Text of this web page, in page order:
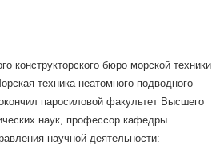
конструкторского бюро морской техники
техника неатомного подводного
паросиловой факультет Высшего
наук, профессор кафедры
научной деятельности: